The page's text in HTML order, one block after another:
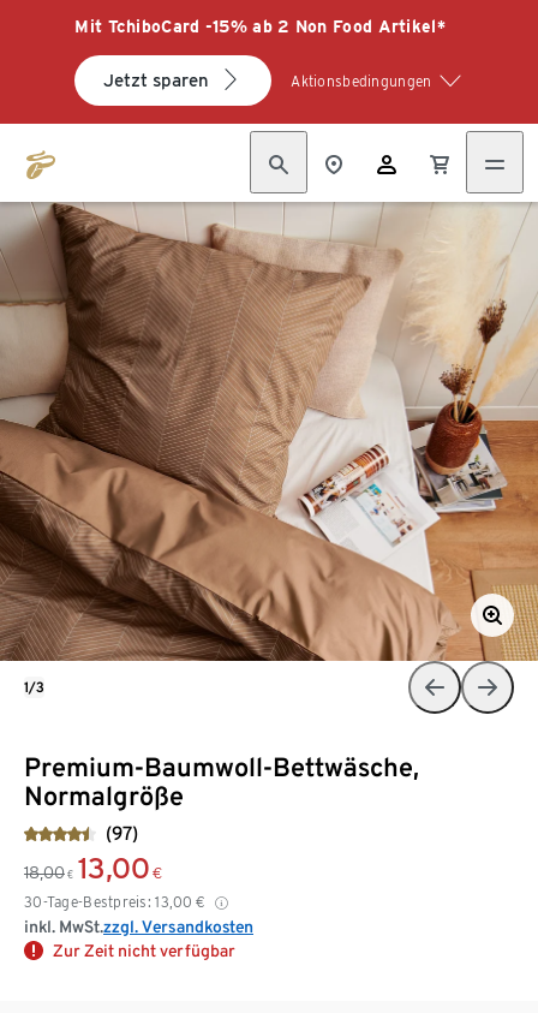
Mit TchiboCard -15% ab 2 Non Food Artikel*
Jetzt sparen Aktionsbedingungen
Premium-Baumwoll-Bettwäsche,
Normalgröße
(97)
18,00 € 13,00 €
30-Tage-Bestpreis: 13,00 €
inkl. MwSt.zzgl. Versandkosten
Zur Zeit nicht verfügbar
1/3